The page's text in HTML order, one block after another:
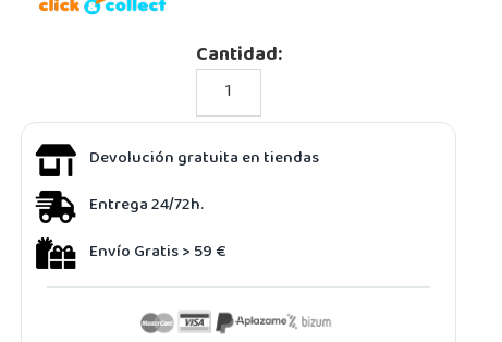
Cantidad:
Devolución gratuita en tiendas
Entrega 24/72h.
Envío Gratis > 59 €